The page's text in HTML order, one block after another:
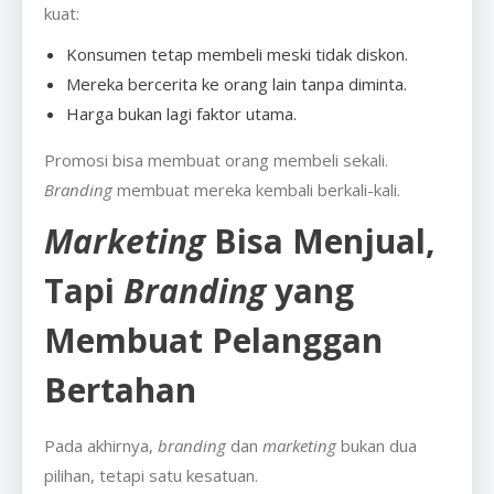
kuat:
Konsumen tetap membeli meski tidak diskon.
Mereka bercerita ke orang lain tanpa diminta.
Harga bukan lagi faktor utama.
Promosi bisa membuat orang membeli sekali.
Branding membuat mereka kembali berkali-kali.
Marketing Bisa Menjual,
Tapi Brandingyang
Membuat Pelanggan
Bertahan
Pada akhirnya, branding dan marketing bukan dua
pilihan, tetapi satu kesatuan.